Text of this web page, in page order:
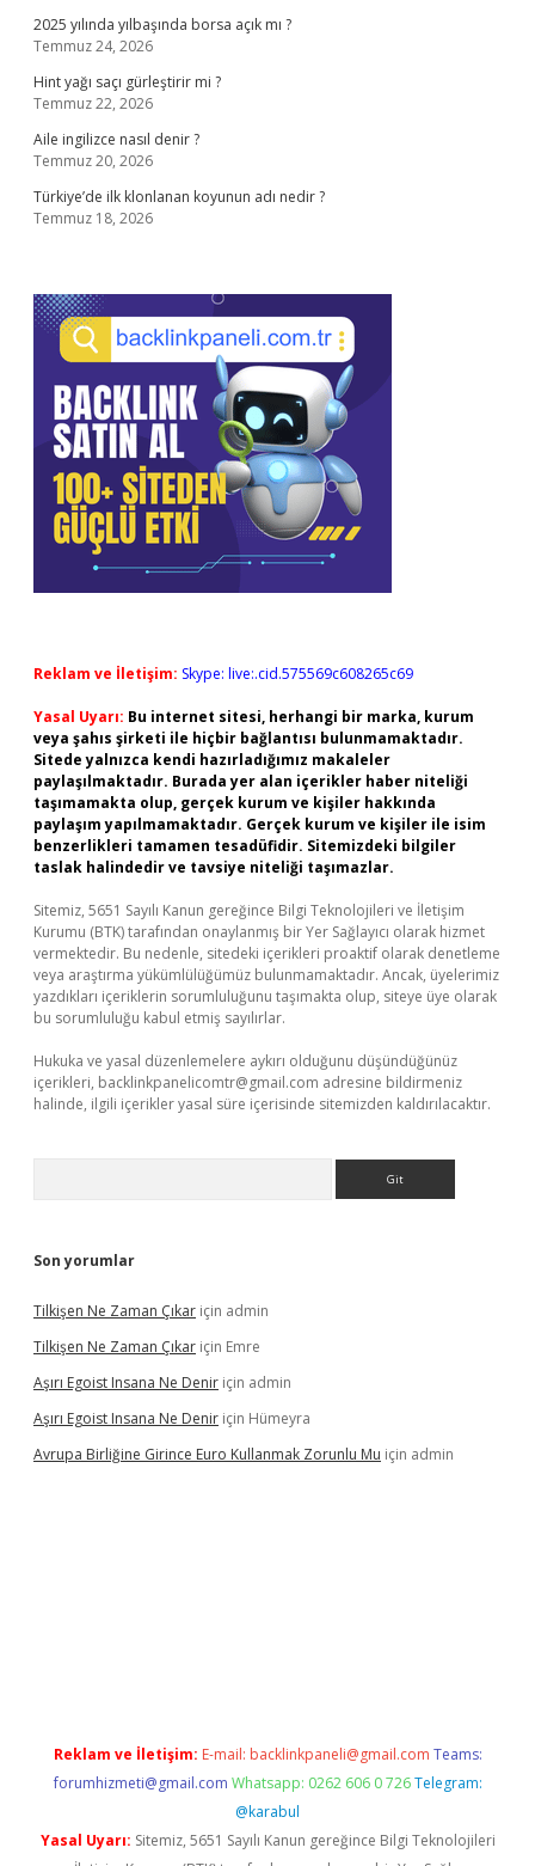
2025 yılında yılbaşında borsa açık mı ?
Temmuz 24, 2026
Hint yağı saçı gürleştirir mi ?
Temmuz 22, 2026
Aile ingilizce nasıl denir ?
Temmuz 20, 2026
Türkiye’de ilk klonlanan koyunun adı nedir ?
Temmuz 18, 2026
Reklam ve İletişim: Skype: live:.cid.575569c608265c69
Yasal Uyarı: Bu internet sitesi, herhangi bir marka, kurum
veya şahıs şirketi ile hiçbir bağlantısı bulunmamaktadır.
Sitede yalnızca kendi hazırladığımız makaleler
paylaşılmaktadır. Burada yer alan içerikler haber niteliği
taşımamakta olup, gerçek kurum ve kişiler hakkında
paylaşım yapılmamaktadır. Gerçek kurum ve kişiler ile isim
benzerlikleri tamamen tesadüfidir. Sitemizdeki bilgiler
taslak halindedir ve tavsiye niteliği taşımazlar.
Sitemiz, 5651 Sayılı Kanun gereğince Bilgi Teknolojileri ve İletişim
Kurumu (BTK) tarafından onaylanmış bir Yer Sağlayıcı olarak hizmet
vermektedir. Bu nedenle, sitedeki içerikleri proaktif olarak denetleme
veya araştırma yükümlülüğümüz bulunmamaktadır. Ancak, üyelerimiz
yazdıkları içeriklerin sorumluluğunu taşımakta olup, siteye üye olarak
bu sorumluluğu kabul etmiş sayılırlar.
Hukuka ve yasal düzenlemelere aykırı olduğunu düşündüğünüz
içerikleri, backlinkpanelicomtr@gmail.com adresine bildirmeniz
halinde, ilgili içerikler yasal süre içerisinde sitemizden kaldırılacaktır.
Son yorumlar
Tilkişen Ne Zaman Çıkar için admin
Tilkişen Ne Zaman Çıkar için Emre
Aşırı Egoist Insana Ne Denir için admin
Aşırı Egoist Insana Ne Denir için Hümeyra
Avrupa Birliğine Girince Euro Kullanmak Zorunlu Mu için admin
Reklam ve İletişim: E-mail: backlinkpaneli@gmail.com Teams:
forumhizmeti@gmail.com Whatsapp: 0262 606 0 726 Telegram:
@karabul
Yasal Uyarı: Sitemiz, 5651 Sayılı Kanun gereğince Bilgi Teknolojileri